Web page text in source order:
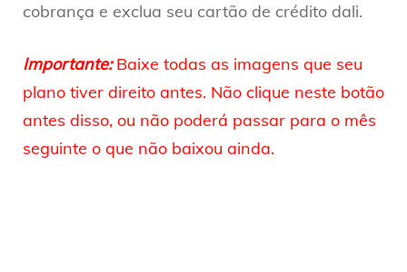
cobrança e exclua seu cartão de crédito dali.
Importante:Baixe todas as imagens que seu
plano tiver direito antes. Não clique neste botão
antes disso, ou não poderá passar para o mês
seguinte o que não baixou ainda.